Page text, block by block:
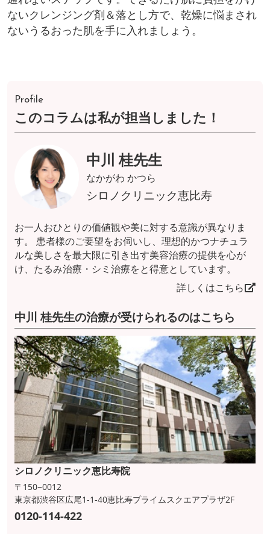
ないクレンジング剤＆落とし方で、乾燥に悩まされ
ないうるおった肌を手に入れましょう。
Profile
このコラムは私が担当しました！
中川 桂先生
なかがわ かつら
シロノクリニック恵比寿
お一人おひとりの価値観や美に対する意識が異なりま
す。 患者様のご要望をお伺いし、理想的かつナチュラ
ルな美しさを最大限に引き出す美容治療の提供を心が
け、たるみ治療・シミ治療をと得意としています。
詳しくはこちら
中川 桂先生の治療が受けられるのはこちら
シロノクリニック恵比寿院
〒150−0012
東京都渋谷区広尾1-1-40恵比寿プライムスクエアプラザ2F
0120-114-422